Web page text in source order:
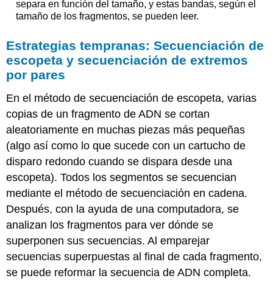
separa en función del tamaño, y estas bandas, según el
tamaño de los fragmentos, se pueden leer.
Estrategias tempranas: Secuenciación de
escopeta y secuenciación de extremos
por pares
En el método desecuenciación de escopeta, varias
copias de un fragmento de ADN se cortan
aleatoriamente en muchas piezas más pequeñas
(algo así como lo que sucede con un cartucho de
disparo redondo cuando se dispara desde una
escopeta). Todos los segmentos se secuencian
mediante el método de secuenciación en cadena.
Después, con la ayuda de una computadora, se
analizan los fragmentos para ver dónde se
superponen sus secuencias. Al emparejar
secuencias superpuestas al final de cada fragmento,
se puede reformar la secuencia de ADN completa.